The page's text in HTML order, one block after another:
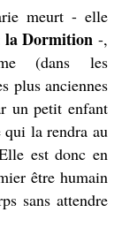
meurt - elle
la Dormition -,
(dans les
plus anciennes
un petit enfant
la rendra au
est donc en
être humain
sans attendre